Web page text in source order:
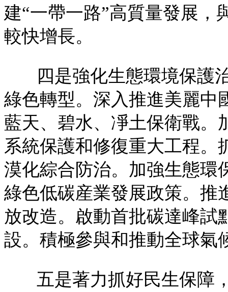
建“一帶一路”高質量發展，
較快增長。
四是強化生態環境保護
綠色轉型。深入推進美麗中
藍天、碧水、凈土保衛戰。
系統保護和修復重大工程。
漠化綜合防治。加強生態環
綠色低碳産業發展政策。推
放改造。啟動首批碳達峰試
設。積極參與和推動全球氣
五是著力抓好民生保障